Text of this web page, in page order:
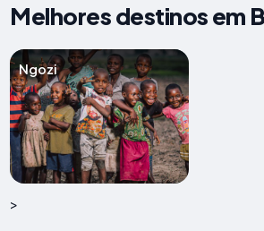
Melhores destinos em
Ngozi
>